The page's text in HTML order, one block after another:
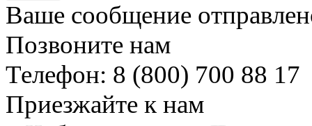
Ваше сообщение
Позвоните нам
Телефон: 8 (800) 700 88 17
Приезжайте к нам